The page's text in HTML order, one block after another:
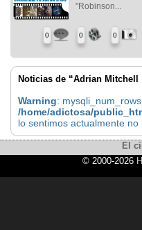
"Robinson...
0 0 0
Noticias de “Adrian Mitchell
Warning:
/home/adictosa/
lo sentimos actualmente
El
© 2000-2026